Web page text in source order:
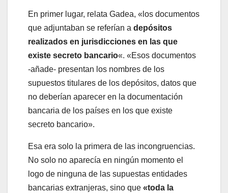
En primer lugar, relata Gadea, «los documentos
que adjuntaban se referían a depósitos
realizados en jurisdicciones en las que
existe secreto bancario«. «Esos documentos
-añade- presentan los nombres de los
supuestos titulares de los depósitos, datos que
no deberían aparecer en la documentación
bancaria de los países en los que existe
secreto bancario».
Esa era solo la primera de las incongruencias.
No solo no aparecía en ningún momento el
logo de ninguna de las supuestas entidades
bancarias extranjeras, sino que «toda la